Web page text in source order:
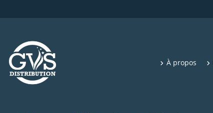
À propos